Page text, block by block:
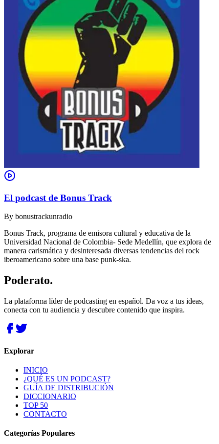
El podcast de Bonus Track
By bonustrackunradio
Bonus Track, programa de emisora cultural y educativa de la
Universidad Nacional de Colombia- Sede Medellín, que explora de
manera carismática y desinteresada diversas tendencias del rock
iberoamericano sobre una base punk-ska.
Poderato.
La plataforma líder de podcasting en español. Da voz a tus ideas,
conecta con tu audiencia y descubre contenido que inspira.
Explorar
INICIO
¿QUÉ ES UN PODCAST?
GUÍA DE DISTRIBUCIÓN
DICCIONARIO
TOP 50
CONTACTO
Categorías Populares